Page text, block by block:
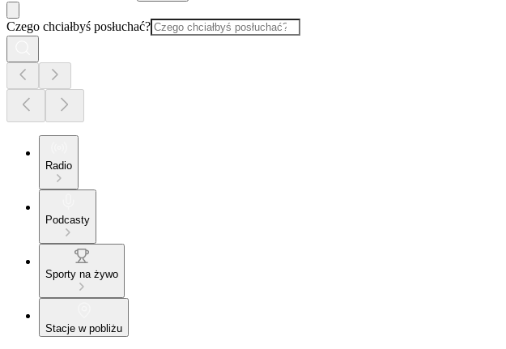
Czego chciałbyś posłuchać?
Radio
Podcasty
Sporty na żywo
Stacje w pobliżu